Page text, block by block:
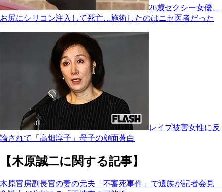
26歳セクシー女優、
お尻にシリコン注入して死亡…施術したのはニセ医者だった
レイプ被害女性に反
論されて「高畑淳子」母子の顔面蒼白
【木原誠二に関する記事】
木原官房副長官の妻の元夫「不審死事件」で遺族が記者会見